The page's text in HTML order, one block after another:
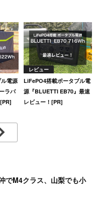
電源
ラパ
レビュー
LiFePO4搭載ポータブル電
源『BLUETTI EB70』最速
レビュー！[PR]
でM4クラス、山梨でも小